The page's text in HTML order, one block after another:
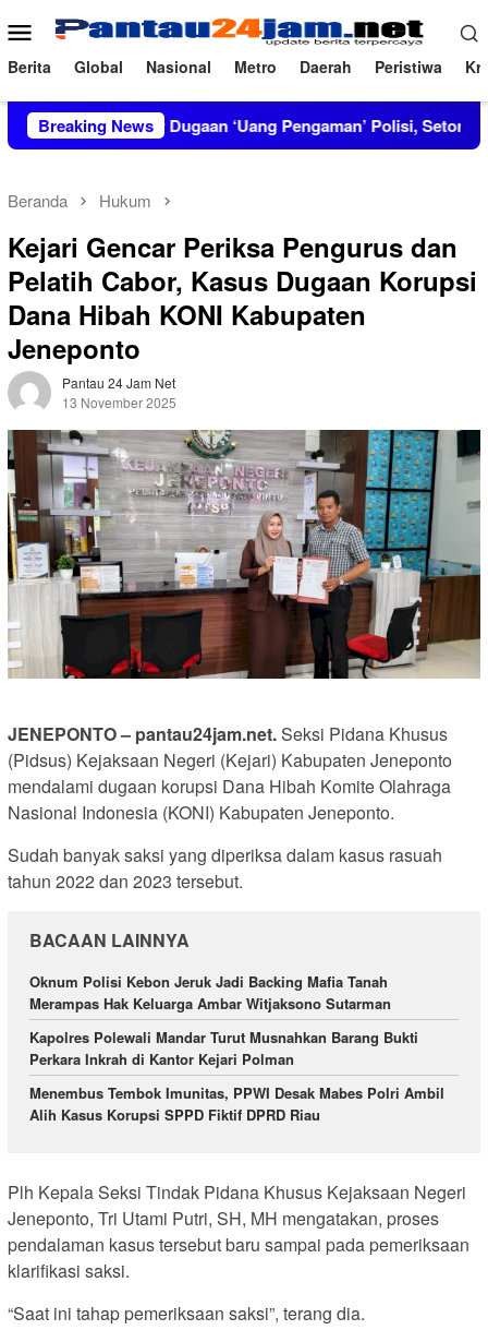
ke
konten
Menu
Mobile
Berita Global Nasional Metro Daerah Peristiwa
Breaking News
Bongkar Dugaan ‘Uang Pengaman’ Polisi, Setor Rp2,5 Juta
Beranda Hukum
Kejari Gencar Periksa Pengurus dan
Pelatih Cabor, Kasus Dugaan Korupsi
Dana Hibah KONI Kabupaten
Jeneponto
Pantau 24 Jam Net
13 November 2025
JENEPONTO – pantau24jam.net.Seksi Pidana Khusus
(Pidsus) Kejaksaan Negeri (Kejari) Kabupaten Jeneponto
mendalami dugaan korupsi Dana Hibah Komite Olahraga
Nasional Indonesia (KONI) Kabupaten Jeneponto.
Sudah banyak saksi yang diperiksa dalam kasus rasuah
tahun 2022 dan 2023 tersebut.
BACAAN LAINNYA
Oknum Polisi Kebon Jeruk Jadi Backing Mafia Tanah
Merampas Hak Keluarga Ambar Witjaksono Sutarman
Kapolres Polewali Mandar Turut Musnahkan Barang Bukti
Perkara Inkrah di Kantor Kejari Polman
Menembus Tembok Imunitas, PPWI Desak Mabes Polri Ambil
Alih Kasus Korupsi SPPD Fiktif DPRD Riau
Plh Kepala Seksi Tindak Pidana Khusus Kejaksaan Negeri
Jeneponto, Tri Utami Putri, SH, MH mengatakan, proses
pendalaman kasus tersebut baru sampai pada pemeriksaan
klarifikasi saksi.
“Saat ini tahap pemeriksaan saksi”, terang dia.